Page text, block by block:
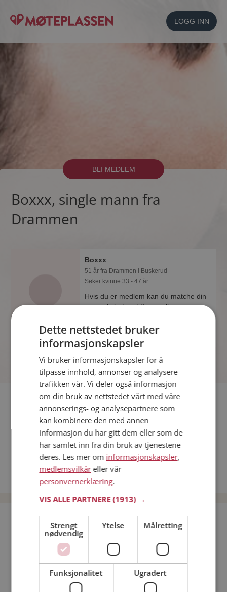
LOGG INN
BLI MEDLEM
Boxxx, single mann fra
Drammen
Boxxx
51 år fra Drammen i Buskerud
Søker kvinne 33 - 47 år
Hvis du er medlem kan du matche din
personlighet mot Boxxx eller noen av
sammen som hånd i hanske?
Fler single
Flere singlemenn fra Drammen:Passat2468
Sporty73
Bli medlem gratis!
Jeg er en: Mann Kvinne
Min alder:
Dette nettstedet bruker
informasjonskapsler
Vi bruker informasjonskapsler for å
tilpasse innhold, annonser og analysere
trafikken vår. Vi deler også informasjon
om din bruk av nettstedet vårt med våre
annonserings- og analysepartnere som
kan kombinere den med annen
informasjon du har gitt dem eller som de
har samlet inn fra din bruk av tjenestene
deres. Les mer om informasjonskapsler,
medlemsvilkåreller vår
personvernerklæring.
VIS ALLE PARTNERE(1913) →
Strengt
nødvendig
Ytelse Målretting
Funksjonalitet Ugradert